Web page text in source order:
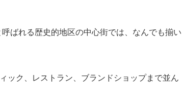
ばれる歴史的地区の中心街では、なんでも揃い
ック、レストラン、ブランドショップまで並ん